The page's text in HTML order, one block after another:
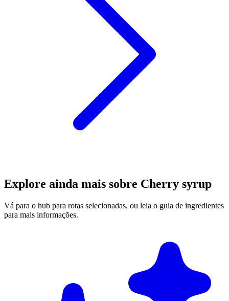
Explore ainda mais sobre Cherry syrup
Vá para o hub para rotas selecionadas, ou leia o guia de ingredientes
para mais informações.